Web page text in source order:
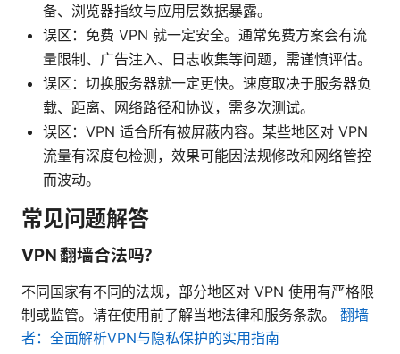
备、浏览器指纹与应用层数据暴露。
误区：免费 VPN 就一定安全。通常免费方案会有流
量限制、广告注入、日志收集等问题，需谨慎评估。
误区：切换服务器就一定更快。速度取决于服务器负
载、距离、网络路径和协议，需多次测试。
误区：VPN 适合所有被屏蔽内容。某些地区对 VPN
流量有深度包检测，效果可能因法规修改和网络管控
而波动。
常见问题解答
VPN 翻墙合法吗？
不同国家有不同的法规，部分地区对 VPN 使用有严格限
制或监管。请在使用前了解当地法律和服务条款。 翻墙
者：全面解析VPN与隐私保护的实用指南